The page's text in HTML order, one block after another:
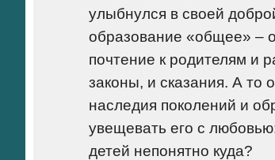
улыбнулся в своей
образование «общее» –
почтение к родителям и
законы, и сказания. А то
наследия поколений и
увещевать его с
детей непонятно куда?